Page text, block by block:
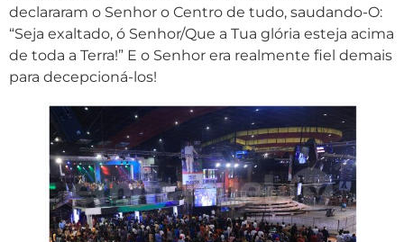
declararam o Senhor o Centro de tudo, saudando-O:
“Seja exaltado, ó Senhor/Que a Tua glória esteja acima
de toda a Terra!” E o Senhor era realmente fiel demais
para decepcioná-los!